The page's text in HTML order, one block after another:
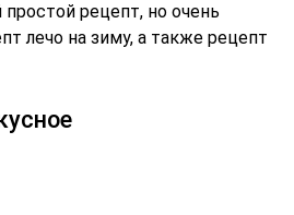
рецепт, но очень
лечо на зиму, а также рецепт